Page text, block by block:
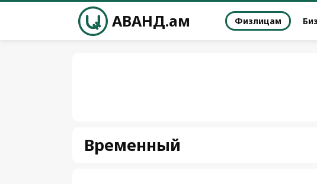
АВАНД.ам Физлицам
Временный